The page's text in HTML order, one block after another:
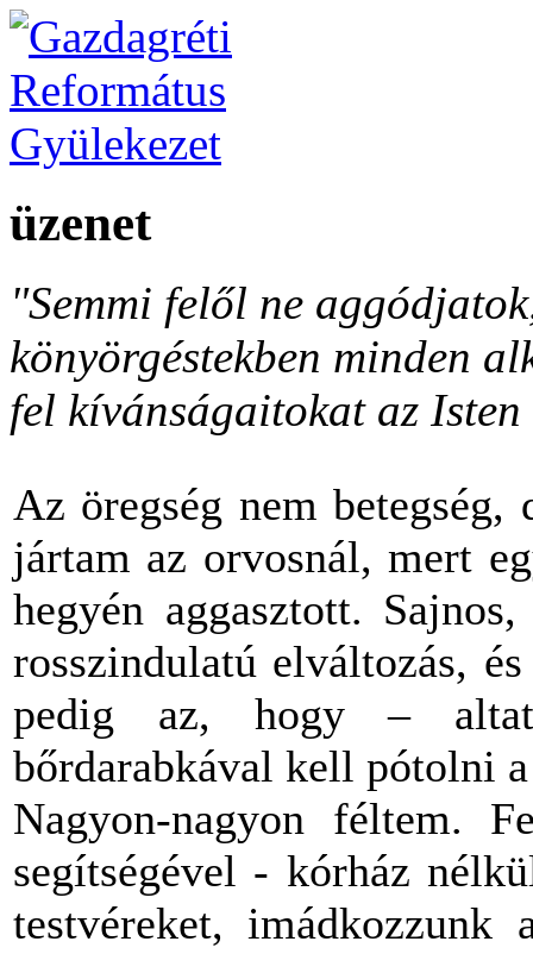
üzenet
"Semmi felől ne
könyörgéstekben minden
fel kívánságaitokat az
Az öregség nem
jártam az orvosnál, mert
hegyén aggasztott.
rosszindulatú elváltozás,
pedig az, hogy –
bőrdarabkával kell pótolni
Nagyon-nagyon féltem.
segítségével - kórház
testvéreket,